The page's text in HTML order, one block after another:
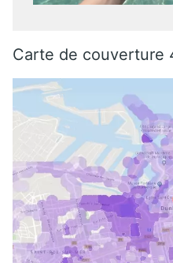
Carte de couverture